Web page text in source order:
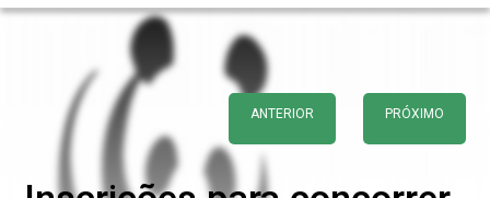
ANTERIOR PRÓXIMO